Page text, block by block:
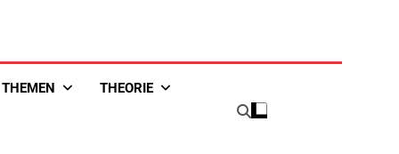
THEMEN THEORIE